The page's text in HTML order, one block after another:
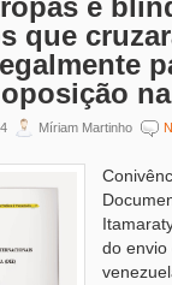
e
que
Míriam Martinho
do envio